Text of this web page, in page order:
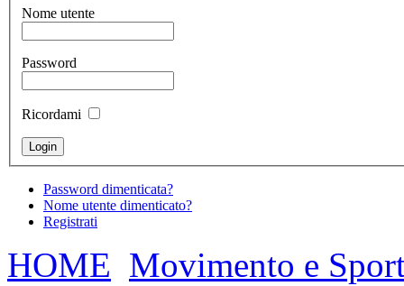
Nome utente
Password
Ricordami
Password dimenticata?
Nome utente dimenticato?
Registrati
HOME Movimento e